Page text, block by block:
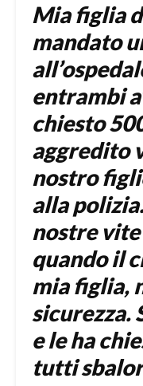
Mia figlia
mandato
entrambi
chiesto
aggredito
nostro
alla
nostre
quando il
mia figlia,
sicurezza.
e le ha
tutti